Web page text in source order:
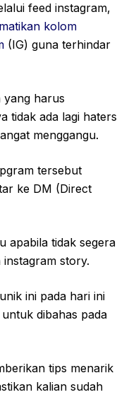
feed instagram,
kolom
(IG) guna terhindar
yang harus
tidak ada lagi haters
menggangu.
tersebut
ke DM (Direct
apabila tidak segera
story.
ini pada hari ini
dibahas pada
tips menarik
kalian sudah